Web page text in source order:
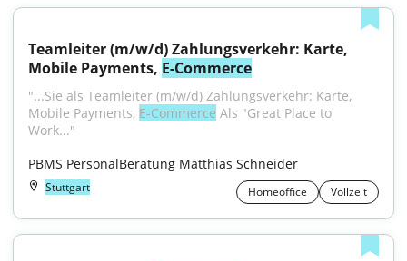
Teamleiter (m/w/d) Zahlungsverkehr: Karte,
Mobile Payments, E-Commerce
"...Sie als Teamleiter (m/w/d) Zahlungsverkehr: Karte,
Mobile Payments, E-Commerce Als "Great Place to
Work..."
PBMS PersonalBeratung Matthias Schneider
Stuttgart Homeoffice Vollzeit